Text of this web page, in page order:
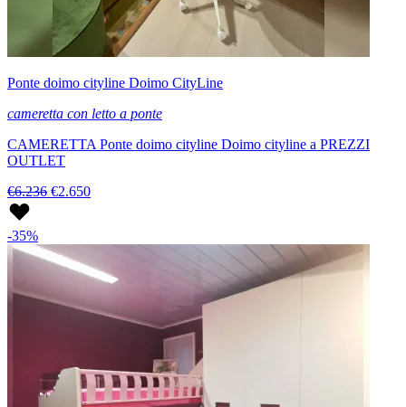
Ponte doimo cityline Doimo CityLine
cameretta con letto a ponte
CAMERETTA Ponte doimo cityline Doimo cityline a PREZZI
OUTLET
€6.236 €2.650
-35%